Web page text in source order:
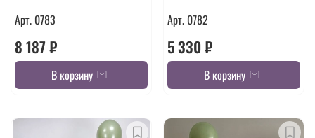
Арт. 0783
8 187 ₽
В корзину
Арт. 0782
5 330 ₽
В корзину